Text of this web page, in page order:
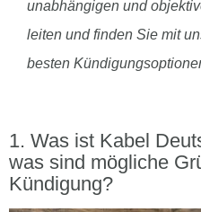
unabhängigen und
leiten und finden Sie mit
besten
Was ist Kabel
was sind mögliche
Kündigung?